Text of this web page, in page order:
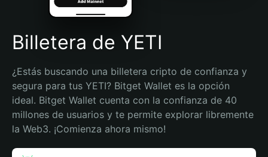
Español (Argentina)
Billetera de YETI
¿Estás buscando una billetera cripto de confianza y
segura para tus YETI? Bitget Wallet es la opción
ideal. Bitget Wallet cuenta con la confianza de 40
millones de usuarios y te permite explorar libremente
la Web3. ¡Comienza ahora mismo!